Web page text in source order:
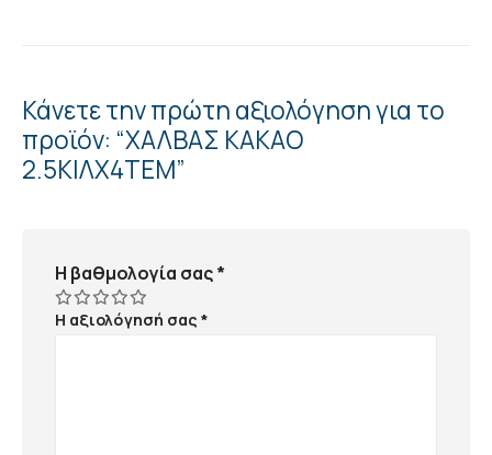
Κάνετε την πρώτη αξιολόγηση για το
προϊόν: “ΧΑΛΒΑΣ ΚΑΚΑΟ
2.5ΚΙΛΧ4ΤΕΜ”
Η βαθμολογία σας*
Η αξιολόγησή σας*